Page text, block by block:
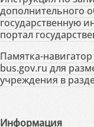
дополнительного
государственную
портал
Памятка-
bus.gov.ru для
учреждения в
Информация